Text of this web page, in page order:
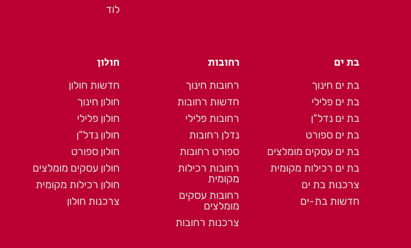
לוד
בת ים
בת ים חינוך
בת ים פלילי
בת ים נדל"ן
בת ים ספורט
בת ים עסקים מומלצים
בת ים רכילות מקומית
צרכנות בת ים
חדשות בת-ים
רחובות
רחובות חינוך
חדשות רחובות
רחובות פלילי
נדלן רחובות
ספורט רחובות
רחובות רכילות
מקומית
רחובות עסקים
מומלצים
צרכנות רחובות
חולון
חדשות חולון
חולון חינוך
חולון פלילי
חולון נדל"ן
חולון ספורט
חולון עסקים מומלצים
חולון רכילות מקומית
צרכנות חולון